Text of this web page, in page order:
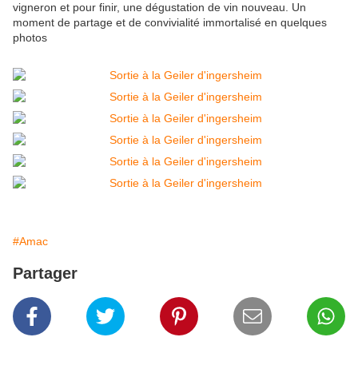
vigneron et pour finir, une dégustation de vin nouveau. Un
moment de partage et de convivialité immortalisé en quelques
photos
#Amac
Partager